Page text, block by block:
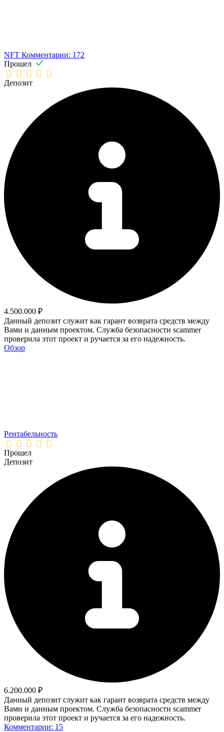
NFT Комментарии: 172
Прошел
Депозит
4.500.000 ₽
Данный депозит служит как гарант возврата средств между
Вами и данным проектом. Служба безопасности scammer
проверила этот проект и ручается за его надежность.
Обзор
Рентабельность
Прошел
Депозит
6.200.000 ₽
Данный депозит служит как гарант возврата средств между
Вами и данным проектом. Служба безопасности scammer
проверила этот проект и ручается за его надежность.
Комментарии: 15